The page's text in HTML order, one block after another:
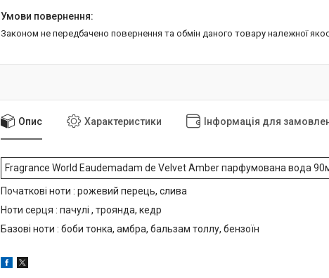
Законом не передбачено повернення та обмін даного товару належної
Опис Характеристики Інформація для
Fragrance World Eaudemadam de Velvet Amber парфумована вода
Початкові ноти : рожевий перець, слива
Ноти серця : пачулі , троянда, кедр
Базові ноти : боби тонка, амбра, бальзам толлу, бензоїн